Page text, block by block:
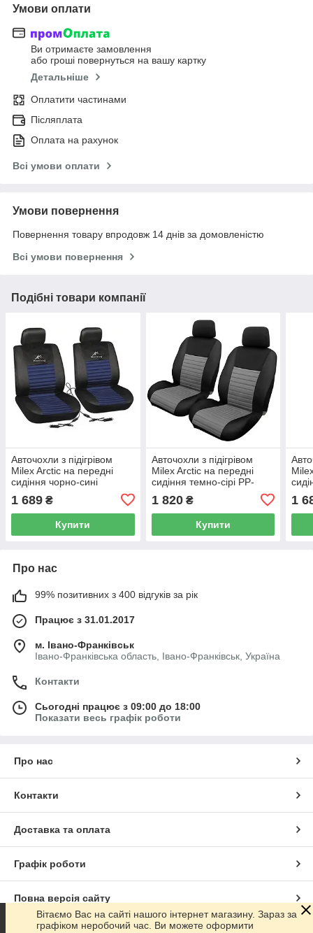
Умови оплати
Ви отримаєте замовлення
або гроші повернуться на вашу картку
Детальніше
Оплатити частинами
Післяплата
Оплата на рахунок
Всі умови оплати
Умови повернення
Повернення товару впродовж 14 днів за домовленістю
Всі умови повернення
Подібні товари компанії
Авточохли з підігрівом
Milex Arctic на передні
сидіння чорно-сині
1 689 ₴
Купити
Авточохли з підігрівом
Milex Arctic на передні
сидіння темно-сірі PP-
1 820₴
Купити
1
Про нас
99% позитивних з 400 відгуків за рік
Працює з 31.01.2017
м. Івано-Франківськ
Івано-Франківська область, Івано-Франківськ, Україна
Контакти
Сьогодні працює з 09:00 до 18:00
Показати весь графік роботи
Про нас
Контакти
Доставка та оплата
Графік роботи
Повна версія сайту
Вітаємо Вас на сайті нашого інтернет магазину. Зараз за
графіком неробочий час. Ви можете оформити